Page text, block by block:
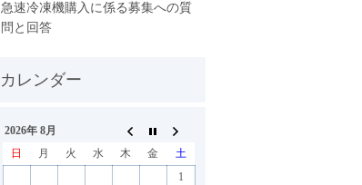
急速冷凍機購入に係る募集への質
問と回答
2026年 8月
日
月 火 水 木 金
土
1